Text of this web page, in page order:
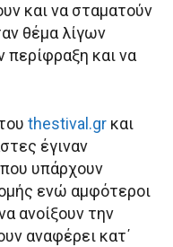
και να σταματούν
θέμα λίγων
και να
thestival.gr και
έγιναν
υπάρχουν
ενώ αμφότεροι
ανοίξουν την
αναφέρει κατ΄